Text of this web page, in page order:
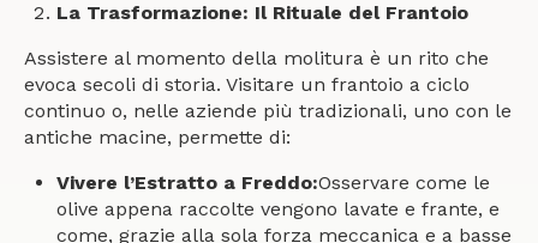
La Trasformazione: Il Rituale del Frantoio
Assistere al momento della molitura è un rito che
evoca secoli di storia. Visitare un frantoio a ciclo
continuo o, nelle aziende più tradizionali, uno con le
antiche macine, permette di:
Vivere l’Estratto a Freddo:Osservare come le
olive appena raccolte vengono lavate e frante, e
come, grazie alla sola forza meccanica e a basse